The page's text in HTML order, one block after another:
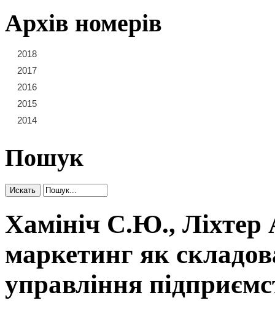
Архів номерів
2018
2017
2016
2015
2014
Пошук
Хамініч С.Ю.,
маркетинг як
управління